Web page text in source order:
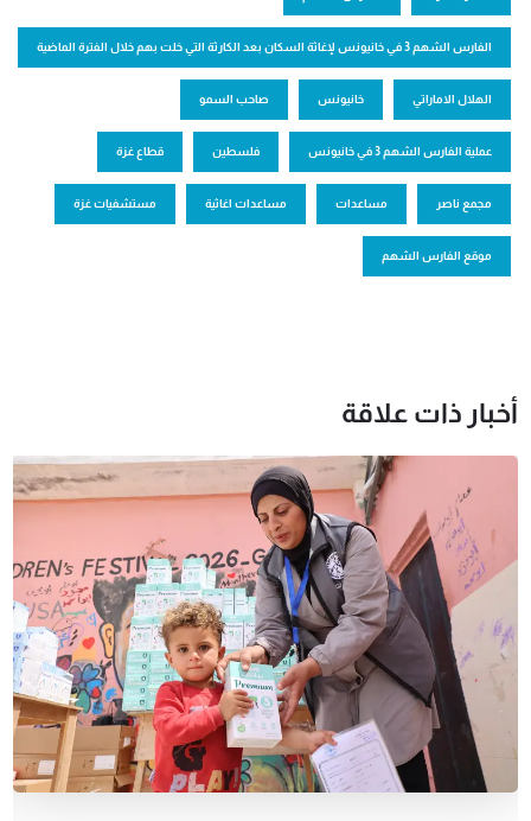
الفارس الشهم 3 في خانيونس لإغاثة السكان بعد الكارثة التي حَلت بهم خلال الفترة الماضية
الهلال الاماراتي خانيونس صاحب السمو
عملية الفارس الشهم 3 في خانيونس فلسطين قطاع غزة
مجمع ناصر مساعدات مساعدات اغاثية مستشفيات غزة
موقع الفارس الشهم
أخبار ذات علاقة